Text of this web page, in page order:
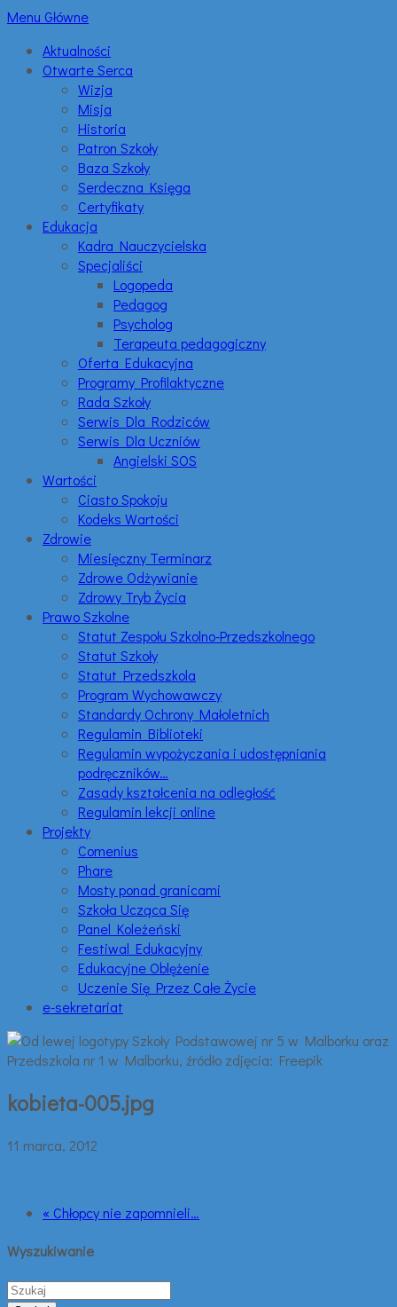
Menu Główne
Aktualności
Otwarte Serca
Wizja
Misja
Historia
Patron Szkoły
Baza Szkoły
Serdeczna Księga
Certyfikaty
Edukacja
Kadra Nauczycielska
Specjaliści
Logopeda
Pedagog
Psycholog
Terapeuta pedagogiczny
Oferta Edukacyjna
Programy Profilaktyczne
Rada Szkoły
Serwis Dla Rodziców
Serwis Dla Uczniów
Angielski SOS
Wartości
Ciasto Spokoju
Kodeks Wartości
Zdrowie
Miesięczny Terminarz
Zdrowe Odżywianie
Zdrowy Tryb Życia
Prawo Szkolne
Statut Zespołu Szkolno-Przedszkolnego
Statut Szkoły
Statut Przedszkola
Program Wychowawczy
Standardy Ochrony Małoletnich
Regulamin Biblioteki
Regulamin wypożyczania i udostępniania
podręczników…
Zasady kształcenia na odległość
Regulamin lekcji online
Projekty
Comenius
Phare
Mosty ponad granicami
Szkoła Ucząca Się
Panel Koleżeński
Festiwal Edukacyjny
Edukacyjne Oblężenie
Uczenie Się Przez Całe Życie
e-sekretariat
kobieta-005.jpg
11 marca, 2012
« Chłopcy nie zapomnieli…
Wyszukiwanie